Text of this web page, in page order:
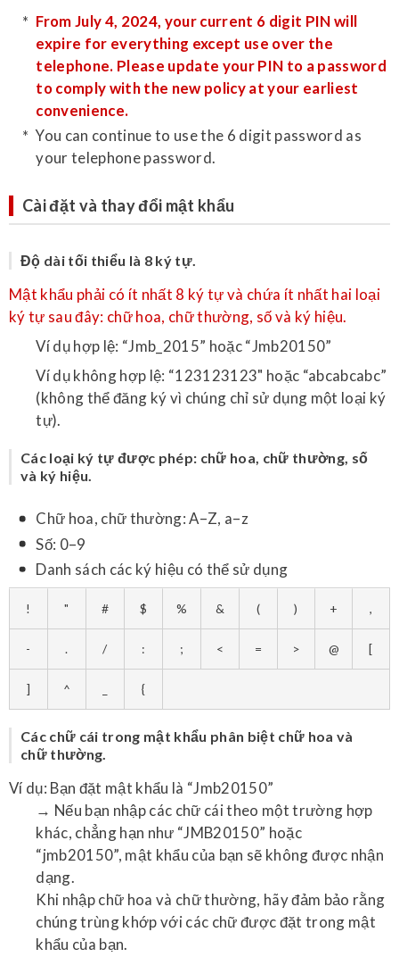
From July 4, 2024, your current 6 digit PIN will
expire for everything except use over the
telephone. Please update your PIN to a password
to comply with the new policy at your earliest
convenience.
You can continue to use the 6 digit password as
your telephone password.
Cài đặt và thay đổi mật khẩu
Độ dài tối thiểu là 8 ký tự.
Mật khẩu phải có ít nhất 8 ký tự và chứa ít nhất hai loại
ký tự sau đây: chữ hoa, chữ thường, số và ký hiệu.
Ví dụ hợp lệ: “Jmb_2015” hoặc “Jmb20150”
Ví dụ không hợp lệ: “123123123" hoặc “abcabcabc”
(không thể đăng ký vì chúng chỉ sử dụng một loại ký
tự).
Các loại ký tự được phép: chữ hoa, chữ thường, số
và ký hiệu.
Chữ hoa, chữ thường: A–Z, a–z
Số: 0–9
Danh sách các ký hiệu có thể sử dụng
! " # $ % & ( ) + ,
- . / : ; < = > @ [
] ^ {
Các chữ cái trong mật khẩu phân biệt chữ hoa và
chữ thường.
Ví dụ: Bạn đặt mật khẩu là “Jmb20150”
→ Nếu bạn nhập các chữ cái theo một trường hợp
khác, chẳng hạn như “JMB20150” hoặc
“jmb20150”, mật khẩu của bạn sẽ không được nhận
dạng.
Khi nhập chữ hoa và chữ thường, hãy đảm bảo rằng
chúng trùng khớp với các chữ được đặt trong mật
khẩu của bạn.